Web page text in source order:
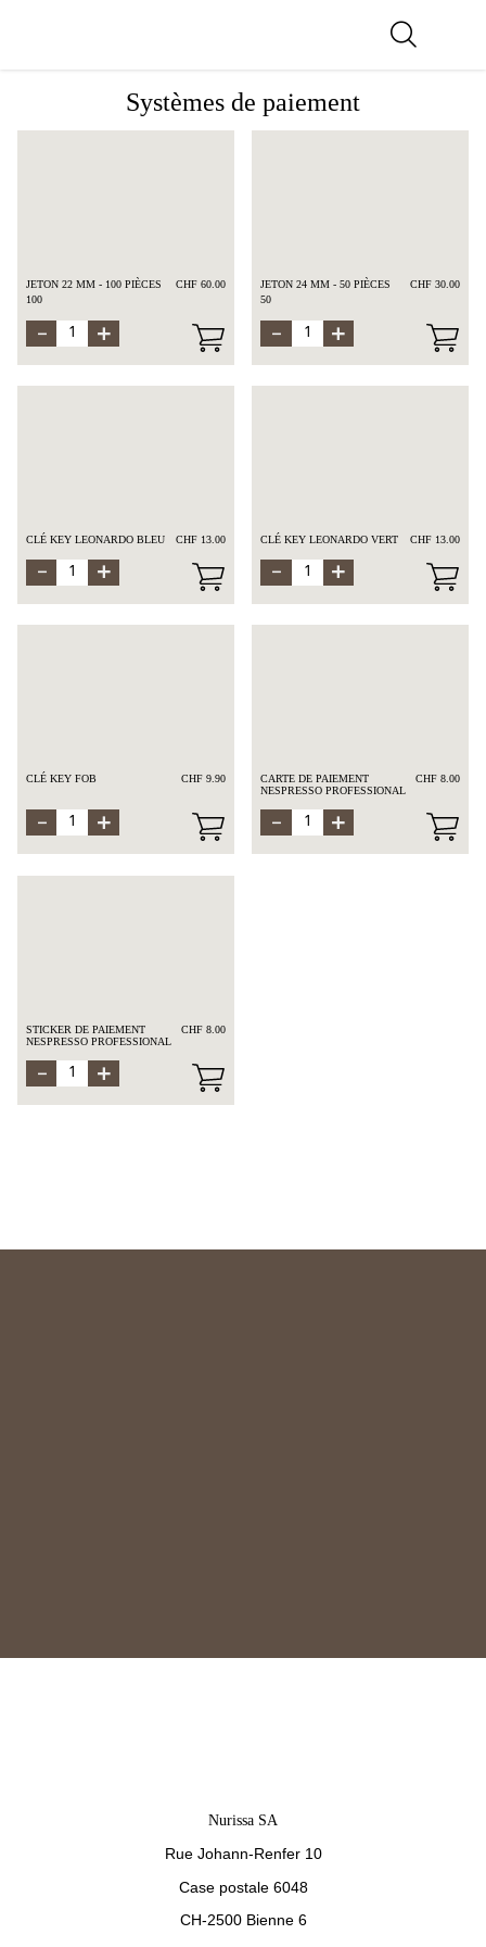
Systèmes de paiement
JETON 22 MM - 100 PIÈCES
CHF 60.00
100
JETON 24 MM - 50 PIÈCES
CHF 30.00
50
CLÉ KEY LEONARDO BLEU CHF 13.00 CLÉ KEY LEONARDO VERT CHF 13.00
CLÉ KEY FOB CHF 9.90
CARTE DE PAIEMENT
NESPRESSO PROFESSIONAL
CHF 8.00
STICKER DE PAIEMENT
NESPRESSO PROFESSIONAL
CHF 8.00
Nurissa SA
Rue Johann-Renfer 10
Case postale 6048
CH-2500 Bienne 6